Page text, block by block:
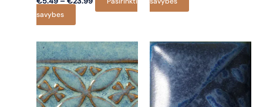
savybes
product
has
multiple
variants.
The
options
product
multiple
variants.
The
options
may